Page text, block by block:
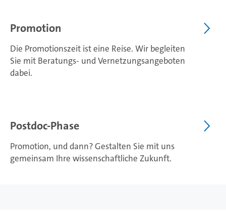
Promotion
Die Promotionszeit ist eine Reise. Wir begleiten
Sie mit Beratungs- und Vernetzungsangeboten
dabei.
Postdoc-Phase
Promotion, und dann? Gestalten Sie mit uns
gemeinsam Ihre wissenschaftliche Zukunft.